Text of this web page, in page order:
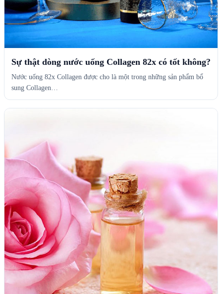
Sự thật dòng nước uống Collagen 82x có tốt không?
Nước uống 82x Collagen được cho là một trong những sản phẩm bổ
sung Collagen…